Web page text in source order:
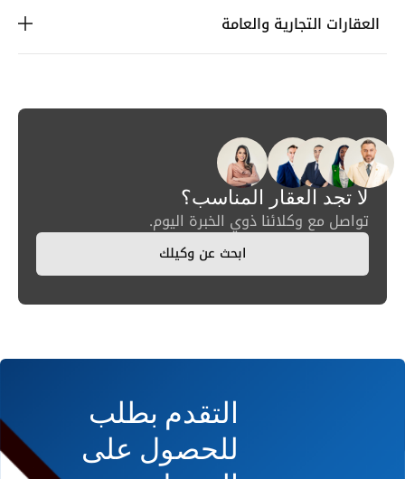
العقارات التجارية والعامة
لا تجد العقار المناسب؟
تواصل مع وكلائنا ذوي الخبرة اليوم.
ابحث عن وكيلك
التقدم بطلب
للحصول على